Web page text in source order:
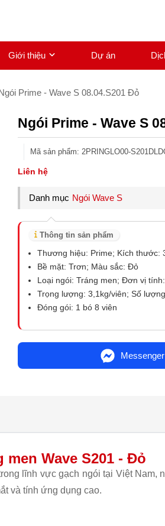
Giới thiệu Dự án
Prime - Wave S 08.04.S201 Đỏ
Ngói Prime - Wave S
Mã sản phẩm:2PRINGLO00-
Liên hệ
Danh mục Ngói Wave S
Thông tin sản phẩm
Thương hiệu: Prime; Kích thước:
Bề mặt: Trơn; Màu sắc: Đỏ
Loại ngói: Tráng men; Đơn vị
Trọng lượng: 3,1kg/viên; Số
Đóng gói: 1 bó 8 viên
Messenger
Wave S201 - Đỏ
lĩnh vực gạch ngói tại Việt
và tính ứng dụng cao.